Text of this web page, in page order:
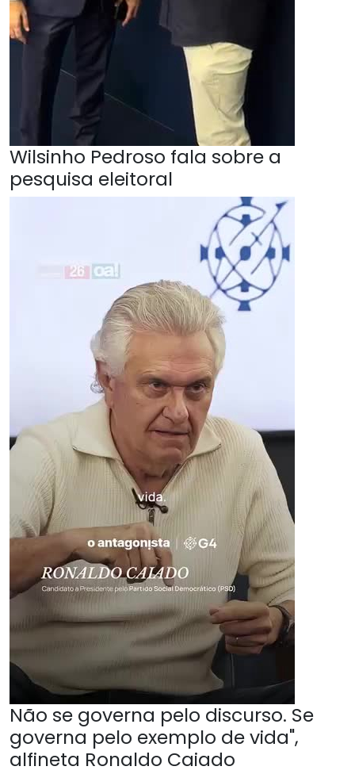
Wilsinho Pedroso fala sobre a
pesquisa eleitoral
Não se governa pelo discurso. Se
governa pelo exemplo de vida",
alfineta Ronaldo Caiado